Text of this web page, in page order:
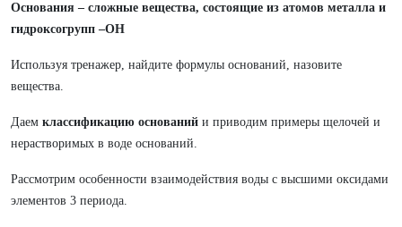
Основания – сложные вещества, состоящие из атомов металла и
гидроксогрупп –ОН
Используя тренажер, найдите формулы оснований, назовите
вещества.
Даем классификацию оснований и приводим примеры щелочей и
нерастворимых в воде оснований.
Рассмотрим особенности взаимодействия воды с высшими оксидами
элементов 3 периода.